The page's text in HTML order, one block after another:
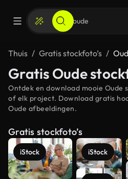
Thuis Gratis stockfoto’s
Gratis Oude
Ontdek en download mooie Oude
of elk project. Download gratis
Oude afbeeldingen.
Gratis stockfoto’s
iStock iStock